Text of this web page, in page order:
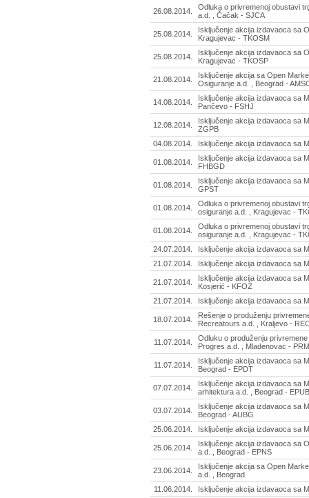
26.08.2014.
Odluka o privremenoj obustavi
a.d. , Čačak - SJCA
25.08.2014.
Isključenje akcija izdavaoca sa
Kragujevac - TKOSM
25.08.2014.
Isključenje akcija izdavaoca sa
Kragujevac - TKOSP
21.08.2014.
Isključenje akcija sa Open
Osiguranje a.d. , Beograd -
14.08.2014.
Isključenje akcija izdavaoca sa
Pančevo - FSHJ
12.08.2014.
Isključenje akcija izdavaoca sa
ZGPB
04.08.2014.
Isključenje akcija izdavaoca sa
01.08.2014.
Isključenje akcija izdavaoca sa
FHBGD
01.08.2014.
Isključenje akcija izdavaoca sa
GPST
01.08.2014.
Odluka o privremenoj obustavi
osiguranje a.d. , Kragujevac -
01.08.2014.
Odluka o privremenoj obustavi
osiguranje a.d. , Kragujevac -
24.07.2014.
Isključenje akcija izdavaoca sa
21.07.2014.
Isključenje akcija izdavaoca sa
21.07.2014.
Isključenje akcija izdavaoca sa
Kosjerić - KFOZ
21.07.2014.
Isključenje akcija izdavaoca sa
18.07.2014.
Rešenje o produženju
Recreatours a.d. , Kraljevo -
11.07.2014.
Odluku o produženju
Progres a.d. , Mladenovac -
11.07.2014.
Isključenje akcija izdavaoca sa
Beograd - EPDT
07.07.2014.
Isključenje akcija izdavaoca sa
arhitektura a.d. , Beograd - EPUB
03.07.2014.
Isključenje akcija izdavaoca sa
Beograd - AUBG
25.06.2014.
Isključenje akcija izdavaoca sa
25.06.2014.
Isključenje akcija izdavaoca sa
a.d. , Beograd - EPNS
23.06.2014.
Isključenje akcija sa Open
a.d. , Beograd
11.06.2014.
Isključenje akcija izdavaoca sa